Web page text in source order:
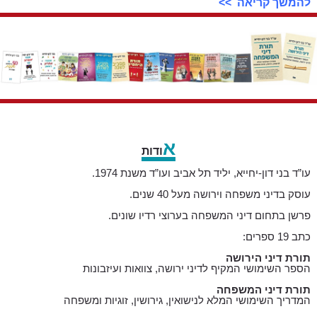
להמשך קריאה >>
אודות
עו”ד בני דון-יחייא, יליד תל אביב ועו”ד משנת 1974.
עוסק בדיני משפחה וירושה מעל 40 שנים.
פרשן בתחום דיני המשפחה בערוצי רדיו שונים.
כתב 19 ספרים
:
תורת דיני הירושה
הספר השימושי המקיף לדיני ירושה, צוואות ועיזבונות
תורת דיני המשפחה
המדריך השימושי המלא לנישואין, גירושין, זוגיות ומשפחה